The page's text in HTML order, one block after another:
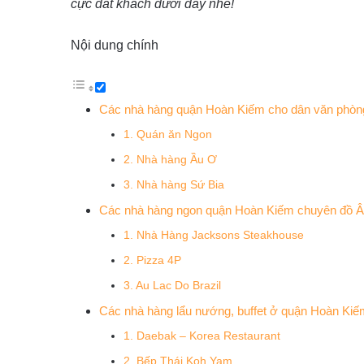
cực đắt khách dưới đây nhé!
Nội dung chính
Các nhà hàng quận Hoàn Kiếm cho dân văn
1. Quán ăn Ngon
2. Nhà hàng Ầu Ơ
3. Nhà hàng Sứ Bia
Các nhà hàng ngon quận Hoàn Kiếm chuyên đồ
1. Nhà Hàng Jacksons Steakhouse
2. Pizza 4P
3. Au Lac Do Brazil
Các nhà hàng lẩu nướng, buffet ở quận Hoàn
1. Daebak – Korea Restaurant
2. Bếp Thái Koh Yam